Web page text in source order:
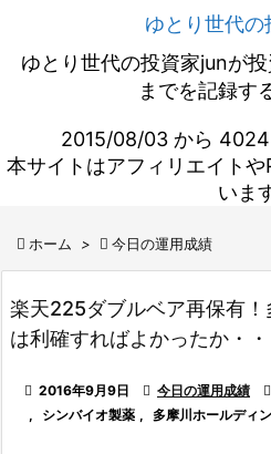
ゆとり世代の
ゆとり世代の投資家junが
までを記録す
2015/08/03 から 4024
本サイトはアフィリエイト
いま
 ホーム >  今日の運用成績
楽天225ダブルベア再保有
は利確すればよかったか・・
 2016年9月9日  今日の運用成績 
,
シンバイオ製薬 , 多摩川ホールディ